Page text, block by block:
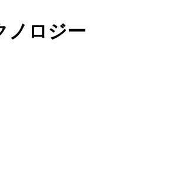
有・申し
例50件
ノロジー